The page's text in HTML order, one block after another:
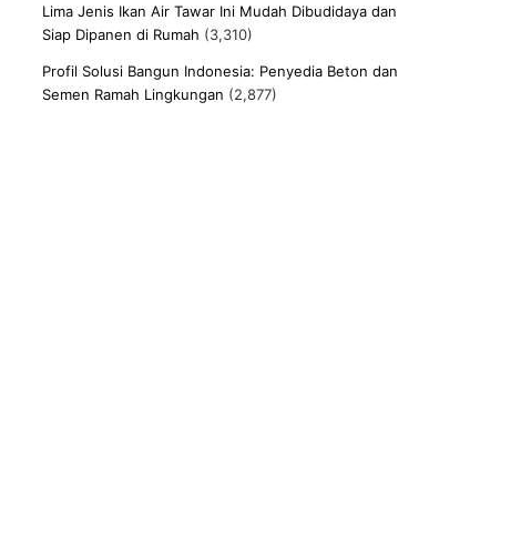
Lima Jenis Ikan Air Tawar Ini Mudah Dibudidaya dan
Siap Dipanen di Rumah (3,310)
Profil Solusi Bangun Indonesia: Penyedia Beton dan
Semen Ramah Lingkungan (2,877)